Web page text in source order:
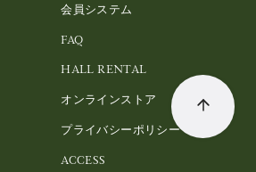
会員システム
FAQ
HALL RENTAL
オンラインストア
プライバシーポリシー
ACCESS